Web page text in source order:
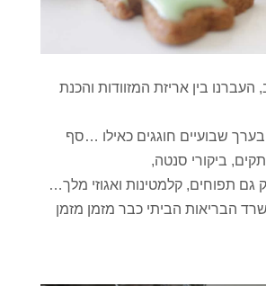
בין אריזת המזוודות והכנת
שבועיים חוגגים כאילו …סף
ביקורי סנטה,
תפוחים, קלמטינות ואגוזי מלך…
הבריאות הביתי כבר מזמן מזמן